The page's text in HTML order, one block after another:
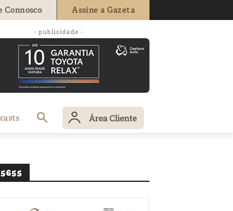
Connosco Assine a Gazeta
- publicidade -
Área Cliente